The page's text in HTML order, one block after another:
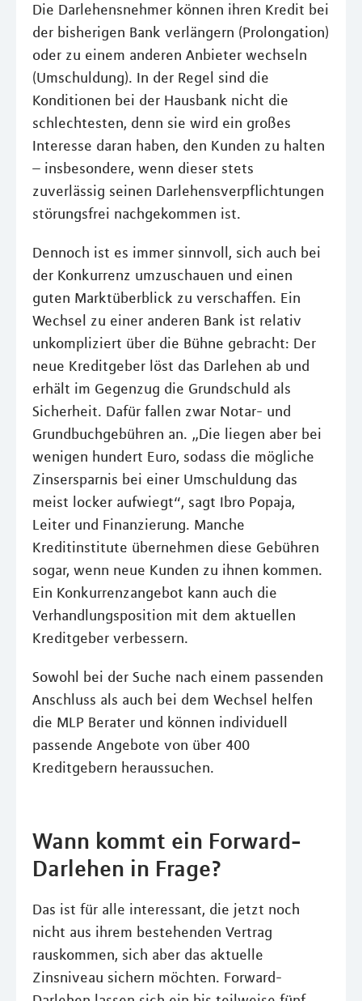
Die Darlehensnehmer können ihren Kredit bei
der bisherigen Bank verlängern (Prolongation)
oder zu einem anderen Anbieter wechseln
(Umschuldung). In der Regel sind die
Konditionen bei der Hausbank nicht die
schlechtesten, denn sie wird ein großes
Interesse daran haben, den Kunden zu halten
– insbesondere, wenn dieser stets
zuverlässig seinen Darlehensverpﬂichtungen
störungsfrei nachgekommen ist.
Dennoch ist es immer sinnvoll, sich auch bei
der Konkurrenz umzuschauen und einen
guten Marktüberblick zu verschaffen. Ein
Wechsel zu einer anderen Bank ist relativ
unkompliziert über die Bühne gebracht: Der
neue Kreditgeber löst das Darlehen ab und
erhält im Gegenzug die Grundschuld als
Sicherheit. Dafür fallen zwar Notar- und
Grundbuchgebühren an. „Die liegen aber bei
wenigen hundert Euro, sodass die mögliche
Zinsersparnis bei einer Umschuldung das
meist locker aufwiegt“, sagt Ibro Popaja,
Leiter und Finanzierung. Manche
Kreditinstitute übernehmen diese Gebühren
sogar, wenn neue Kunden zu ihnen kommen.
Ein Konkurrenzangebot kann auch die
Verhandlungsposition mit dem aktuellen
Kreditgeber verbessern.
Sowohl bei der Suche nach einem passenden
Anschluss als auch bei dem Wechsel helfen
die MLP Berater und können individuell
passende Angebote von über 400
Kreditgebern heraussuchen.
Wann kommt ein Forward-
Darlehen in Frage?
Das ist für alle interessant, die jetzt noch
nicht aus ihrem bestehenden Vertrag
rauskommen, sich aber das aktuelle
Zinsniveau sichern möchten. Forward-